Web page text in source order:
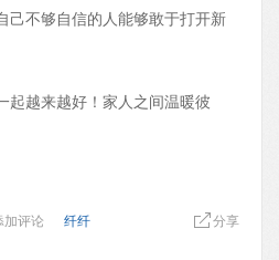
己不够自信的人能够敢于打开新
起越来越好！家人之间温暖彼
加评论 纤纤 分享